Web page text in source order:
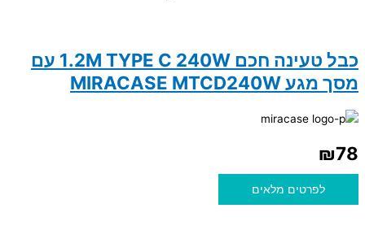
כבל טעינה חכם 1.2M TYPE C 240W עם
מסך מגע MIRACASE MTCD240W
₪78
לפרטים מלאים